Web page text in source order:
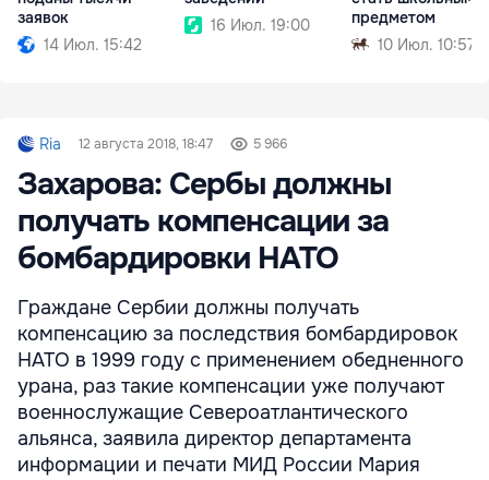
заявок
14 Июл. 15:42
16 Июл. 19:00
предметом
10 Июл. 10:57
Ria 12 августа 2018, 18:47 5 966
Захарова: Сербы должны
получать компенсации за
бомбардировки НАТО
Граждане Сербии должны получать
компенсацию за последствия бомбардировок
НАТО в 1999 году с применением обедненного
урана, раз такие компенсации уже получают
военнослужащие Североатлантического
альянса, заявила директор департамента
информации и печати МИД России Мария